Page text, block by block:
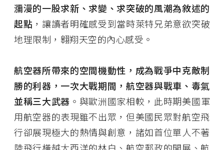
瀰漫的一股求新、求變、求突破的風潮為敘述的
起點 ，讓讀者明確感受到當時萊特兄弟意欲突破
地理限制，翱翔天空的內心感受。
航空器所帶來的空間機動性，成為戰爭中克敵制
勝的利器，一次大戰期間，航空器與戰車、毒氣
並稱三大武器 。與歐洲國家相較，此時期美國軍
用航空器的表現雖不出眾，但美國民眾對航空飛
行卻展現極大的熱情與創意，諸如首位單人不著